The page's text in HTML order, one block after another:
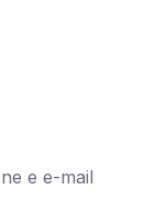
e e-mail